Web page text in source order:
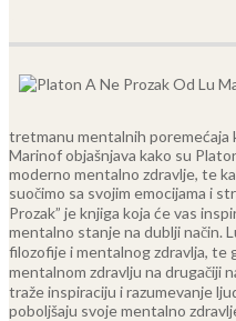
tretmanu mentalnih poremećaja
Marinof objašnjava kako su
moderno mentalno zdravlje, te
suočimo sa svojim emocijama i
Prozak” je knjiga koja će vas
mentalno stanje na dublji način.
filozofije i mentalnog zdravlja, te
mentalnom zdravlju na drugačiji
traže inspiraciju i razumevanje
poboljšaju svoje mentalno